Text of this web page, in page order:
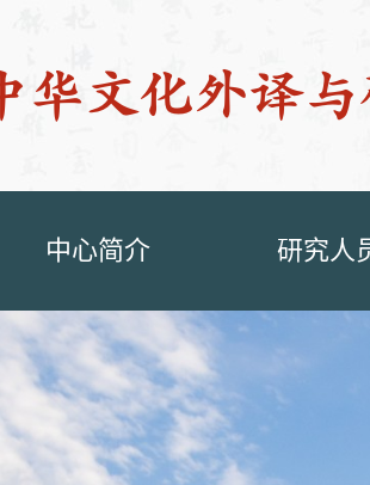
中心简介 研究人